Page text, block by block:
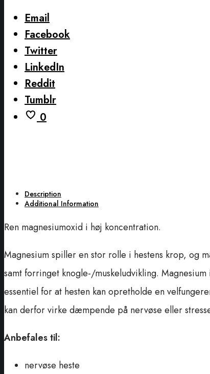
Email
Facebook
Twitter
LinkedIn
Reddit
Tumblr
0
Description
Additional Information
Ren magnesiumoxid i høj koncentration.
Magnesium spiller en stor rolle i hestens krop, og
samt forringet knogle-/muskeludvikling.
essentiel for at hesten kan opretholde en
kan derfor virke dæmpende på nervøse eller
Anbefales til:
nervøse heste